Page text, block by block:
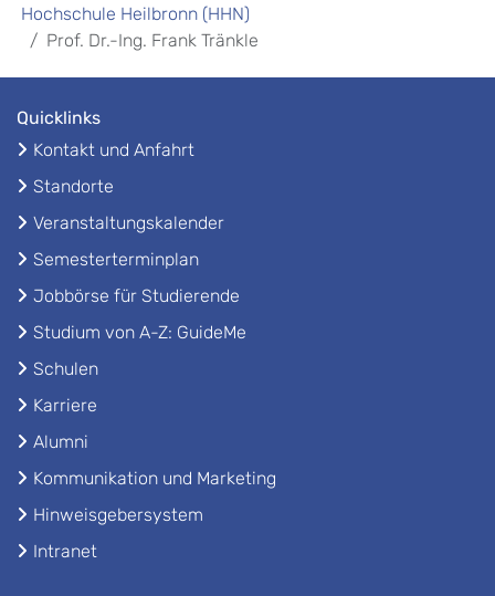
Hochschule Heilbronn (HHN)
Prof. Dr.-Ing. Frank Tränkle
Quicklinks
Kontakt und Anfahrt
Standorte
Veranstaltungskalender
Semesterterminplan
Jobbörse für Studierende
Studium von A-Z: GuideMe
Schulen
Karriere
Alumni
Kommunikation und Marketing
Hinweisgebersystem
Intranet